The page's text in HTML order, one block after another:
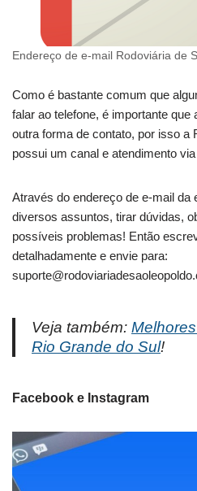
Endereço de e-mail Rodoviária de
Como é bastante comum que
falar ao telefone, é importante
outra forma de contato, por isso a
possui um canal e atendimento
Através do endereço de e-mail da
diversos assuntos, tirar dúvidas,
possíveis problemas! Então
detalhadamente e envie para:
Veja também:
Rio Grande do Sul!
Facebook e Instagram